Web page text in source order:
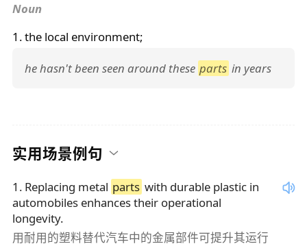
Noun
1. the local environment;
he hasn't been seen around these parts in years
实用场景例句
1 . Replacing metal parts with durable plastic in
automobiles enhances their operational
longevity.
用耐用的塑料替代汽车中的金属部件可提升其运行